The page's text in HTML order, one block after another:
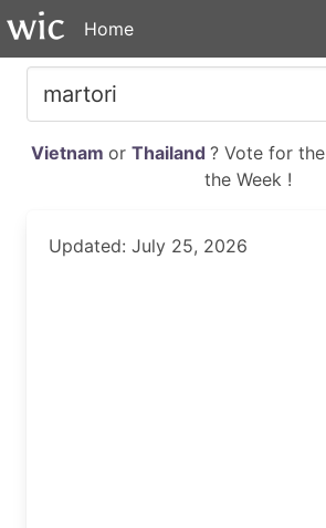
Home
Vietnam or Thailand ? Vote for the
the Week !
Updated: July 25, 2026